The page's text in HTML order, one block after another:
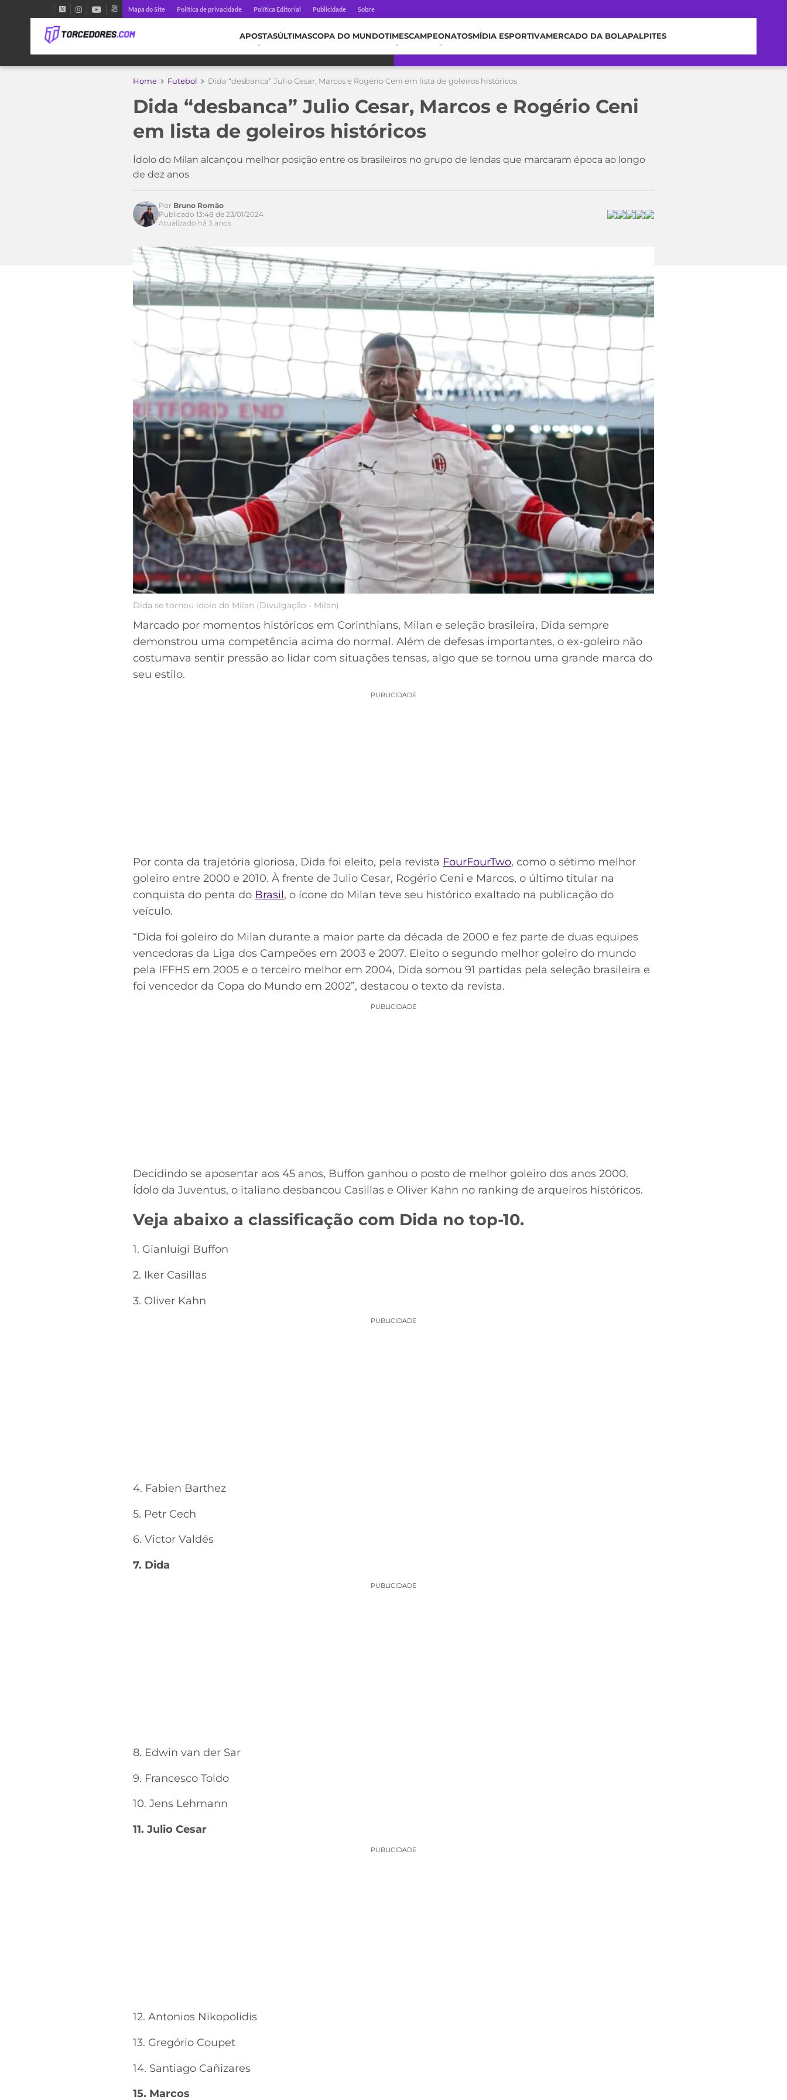
Mapa do Site Política de privacidade Política Editorial Publicidade Sobre
APOSTASÚLTIMASCOPA DO MUNDOTIMESCAMPEONATOSMÍDIA ESPORTIVAMERCADO DA BOLAPALPITES
Home Futebol Dida “desbanca” Julio Cesar, Marcos e Rogério Ceni em lista de goleiros históricos
Dida “desbanca” Julio Cesar, Marcos e Rogério Ceni
em lista de goleiros históricos
Ídolo do Milan alcançou melhor posição entre os brasileiros no grupo de lendas que marcaram época ao longo
de dez anos
Por Bruno Romão
Publicado 13:48 de 23/01/2024
Atualizado há 3 anos
Dida se tornou ídolo do Milan (Divulgação - Milan)
Marcado por momentos históricos em Corinthians, Milan e seleção brasileira, Dida sempre
demonstrou uma competência acima do normal. Além de defesas importantes, o ex-goleiro não
costumava sentir pressão ao lidar com situações tensas, algo que se tornou uma grande marca do
seu estilo.
PUBLICIDADE
Por conta da trajetória gloriosa, Dida foi eleito, pela revista FourFourTwo, como o sétimo melhor
goleiro entre 2000 e 2010. À frente de Julio Cesar, Rogério Ceni e Marcos, o último titular na
conquista do penta do Brasil, o ícone do Milan teve seu histórico exaltado na publicação do
veículo.
“Dida foi goleiro do Milan durante a maior parte da década de 2000 e fez parte de duas equipes
vencedoras da Liga dos Campeões em 2003 e 2007. Eleito o segundo melhor goleiro do mundo
pela IFFHS em 2005 e o terceiro melhor em 2004, Dida somou 91 partidas pela seleção brasileira e
foi vencedor da Copa do Mundo em 2002”, destacou o texto da revista.
PUBLICIDADE
Decidindo se aposentar aos 45 anos, Buffon ganhou o posto de melhor goleiro dos anos 2000.
Ídolo da Juventus, o italiano desbancou Casillas e Oliver Kahn no ranking de arqueiros históricos.
Veja abaixo a classificação com Dida no top-10.
1. Gianluigi Buffon
2. Iker Casillas
3. Oliver Kahn
PUBLICIDADE
4. Fabien Barthez
5. Petr Cech
6. Victor Valdés
7. Dida
PUBLICIDADE
8. Edwin van der Sar
9. Francesco Toldo
10. Jens Lehmann
11. Julio Cesar
PUBLICIDADE
12. Antonios Nikopolidis
13. Gregório Coupet
14. Santiago Cañizares
15. Marcos